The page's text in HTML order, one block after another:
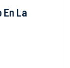
La